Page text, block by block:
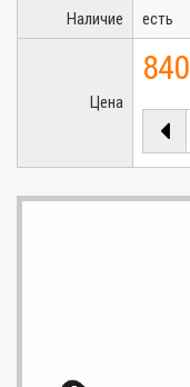
Наличие есть
Цена
840